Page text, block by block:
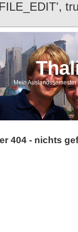
Mein
404 - nichts